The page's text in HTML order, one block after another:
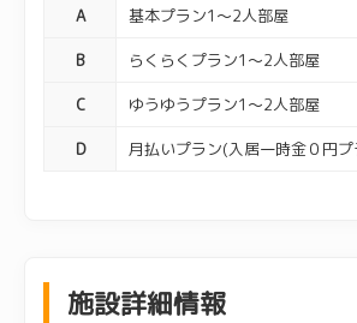
A 基本プラン1～2人部屋
B らくらくプラン1～2人部屋
C ゆうゆうプラン1～2人部屋
D 月払いプラン(入居一時金０円
施設詳細情報